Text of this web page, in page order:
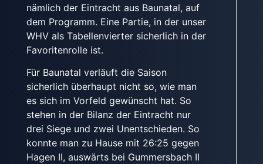
nämlich der Eintracht aus Baunatal, auf
dem Programm. Eine Partie, in der unser
WHV als Tabellenvierter sicherlich in der
Favoritenrolle ist.
Für Baunatal verläuft die Saison
sicherlich überhaupt nicht so, wie man
es sich im Vorfeld gewünscht hat. So
stehen in der Bilanz der Eintracht nur
drei Siege und zwei Unentschieden. So
konnte man zu Hause mit 26:25 gegen
Hagen II, auswärts bei Gummersbach II